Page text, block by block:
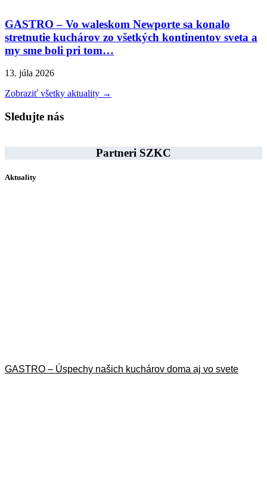
GASTRO – Vo waleskom Newporte sa konalo
stretnutie kuchárov zo všetkých kontinentov sveta a
my sme boli pri tom…
13. júla 2026
Zobraziť všetky aktuality →
Sledujte nás
Partneri SZKC
Aktuality
GASTRO – Úspechy našich kuchárov doma aj vo svete